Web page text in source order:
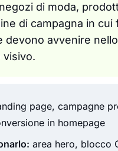
di moda,
di campagna in cui
devono avvenire nello
visivo.
page, campagne
in homepage
area hero, blocco